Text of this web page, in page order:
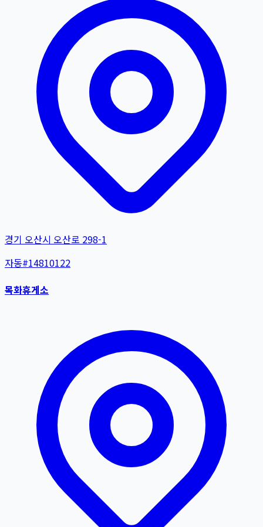
경기 오산시 오산로 298-1
자동#14810122
목화휴게소